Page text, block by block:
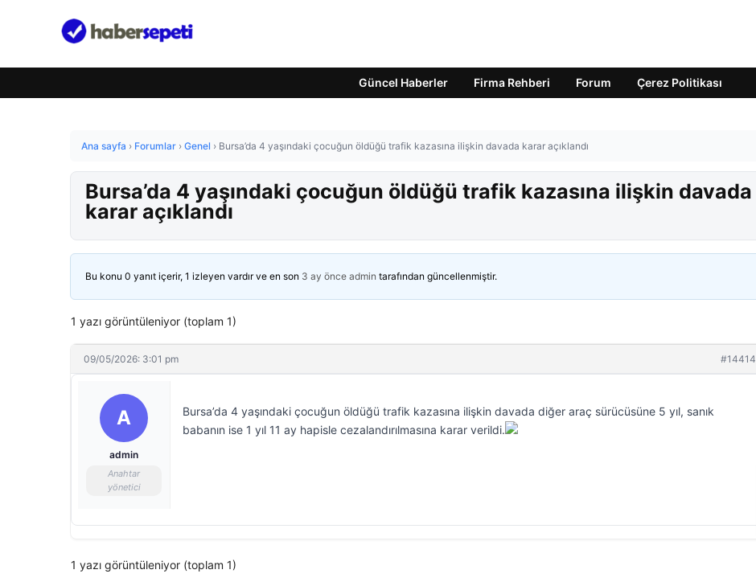
Güncel Haberler Firma Rehberi Forum Çerez Politikası
Ana sayfa › Forumlar › Genel › Bursa’da 4 yaşındaki çocuğun öldüğü trafik kazasına ilişkin davada karar açıklandı
Bursa’da 4 yaşındaki çocuğun öldüğü trafik kazasına ilişkin davada
karar açıklandı
Bu konu 0 yanıt içerir, 1 izleyen vardır ve en son 3 ay önce admin tarafından güncellenmiştir.
1 yazı görüntüleniyor (toplam 1)
09/05/2026: 3:01 pm #14414
A
admin
Anahtar
yönetici
Bursa’da 4 yaşındaki çocuğun öldüğü trafik kazasına ilişkin davada diğer araç sürücüsüne 5 yıl, sanık
babanın ise 1 yıl 11 ay hapisle cezalandırılmasına karar verildi.
1 yazı görüntüleniyor (toplam 1)